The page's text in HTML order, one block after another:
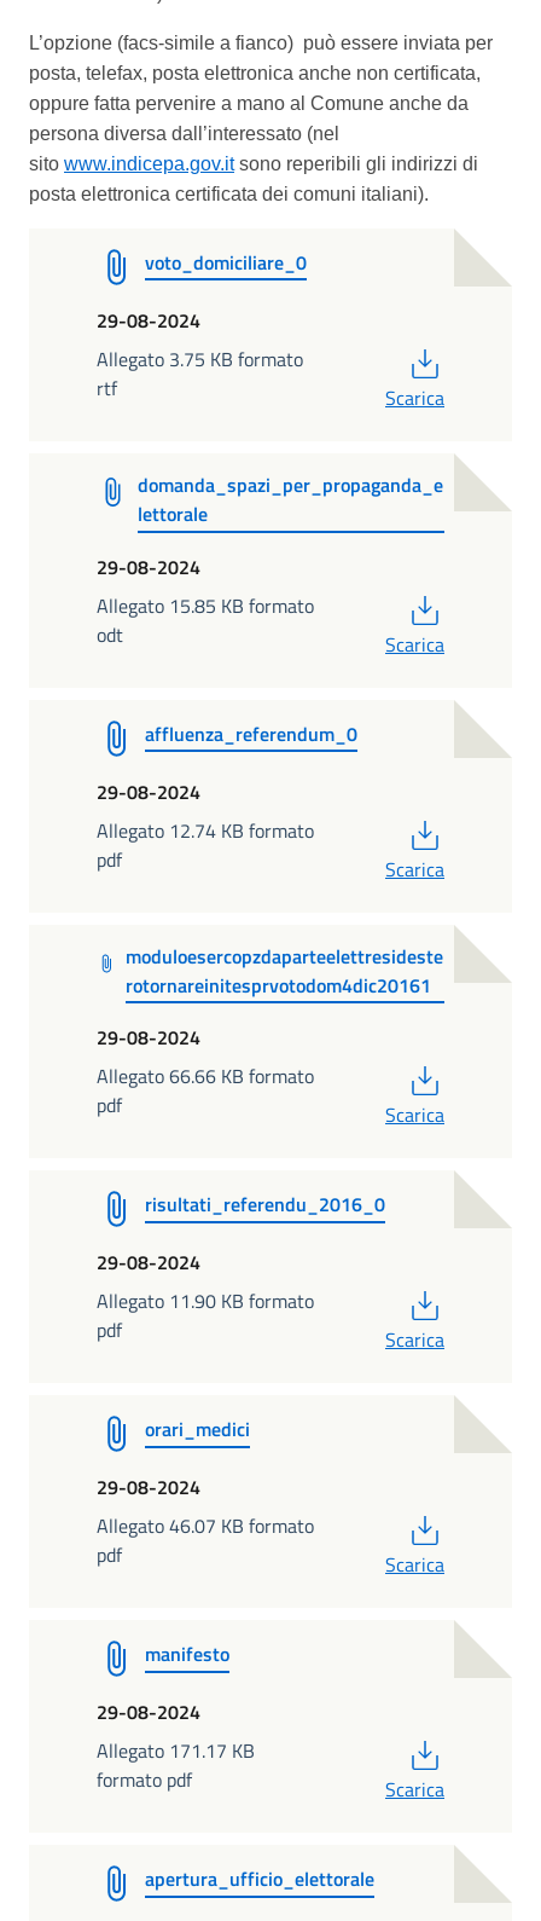
L’opzione (facs-simile a fianco) può essere inviata per
posta, telefax, posta elettronica anche non certificata,
oppure fatta pervenire a mano al Comune anche da
persona diversa dall’interessato (nel
sito www.indicepa.gov.it sono reperibili gli indirizzi di
posta elettronica certificata dei comuni italiani).
voto_domiciliare_0
29-08-2024
Allegato 3.75 KB formato
rtf
Scarica
domanda_spazi_per_propaganda_e
lettorale
29-08-2024
Allegato 15.85 KB formato
odt
Scarica
affluenza_referendum_0
29-08-2024
Allegato 12.74 KB formato
pdf
Scarica
moduloesercopzdaparteelettresideste
rotornareinitesprvotodom4dic20161
29-08-2024
Allegato 66.66 KB formato
pdf
Scarica
risultati_referendu_2016_0
29-08-2024
Allegato 11.90 KB formato
pdf
Scarica
orari_medici
29-08-2024
Allegato 46.07 KB formato
pdf
Scarica
manifesto
29-08-2024
Allegato 171.17 KB
formato pdf
Scarica
apertura_ufficio_elettorale